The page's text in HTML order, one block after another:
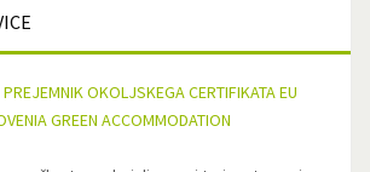
OKOLJSKEGA CERTIFIKATA EU
GREEN ACCOMMODATION